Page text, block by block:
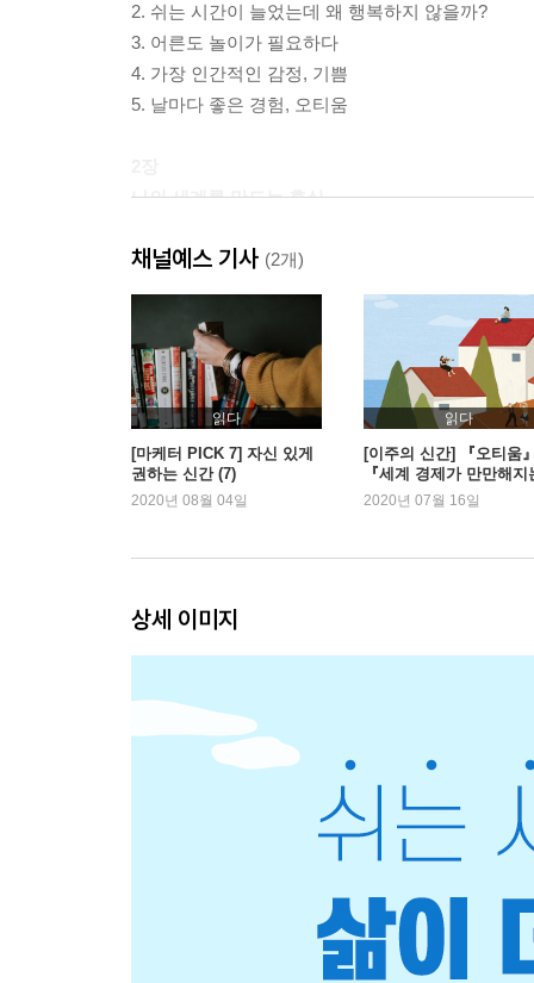
2. 쉬는 시간이 늘었는데 왜 행복하지 않을까?
3. 어른도 놀이가 필요하다
4. 가장 인간적인 감정, 기쁨
5. 날마다 좋은 경험, 오티움
나의 세계를 만드는 휴식
1. 삶은 새롭게 창조되어야 한다
2. 외부에서 내부로 의식의 전환
3. 나라고 왜 원하는 삶을 살지 못한다는 말인가
4. 나만의 취향을 만들다
5. 최고의 나를 만나는 시간, 오티움
3장
나만의 오티움을 찾는 방법
2. 묻고 또 물으면 찾게 된다: 자기 탐색
3. 나를 비춰주는 또 하나의 거울: 가족 연구
“오티움을 만난 후 나는 다른 사람이 되었다”
2. 이제 나는 나를 위로한다
3. 홀로 있어도 나는 행복하다
4. 나를 중심으로 관계를 맺다
채널예스 기사 (2개)
읽다
[마케터 PICK 7] 자신 있게
권하는 신간 (7)
2020년 08월 04일
읽다
[이주의 신간] 『오티움
『세계 경제가 만만해지
책』 외
2020년 07월 16일
상세 이미지